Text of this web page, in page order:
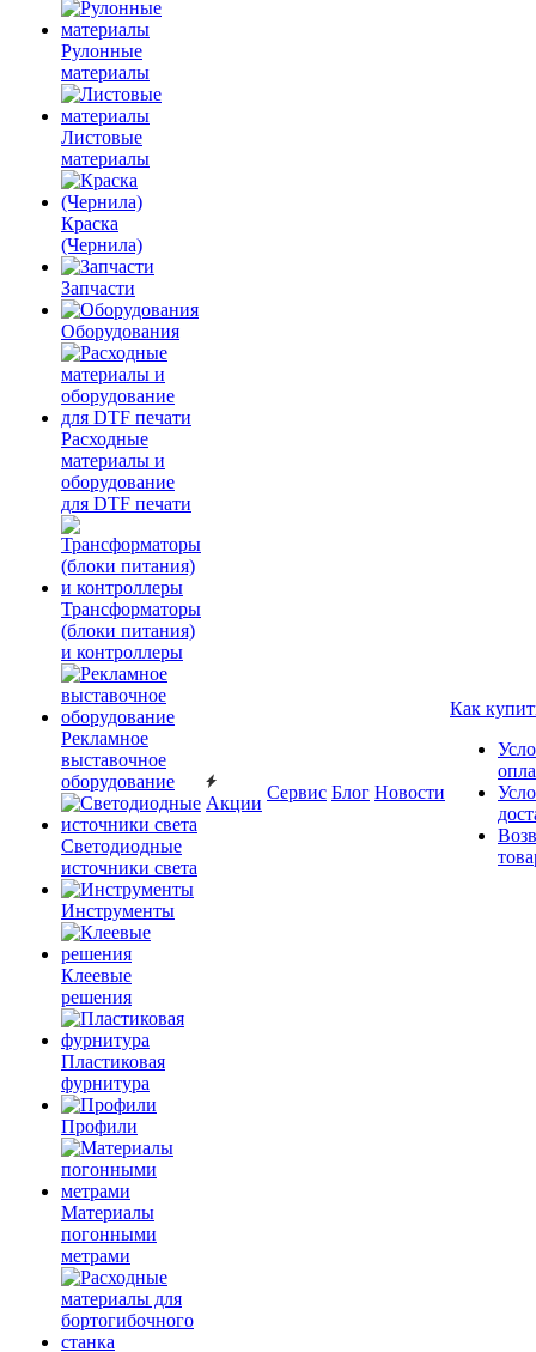
Рулонные
материалы
Листовые
материалы
Краска
(Чернила)
Запчасти
Оборудования
Расходные
материалы и
оборудование
для DTF печати
Трансформаторы
(блоки питания)
и контроллеры
Рекламное
выставочное
оборудование
Светодиодные
источники света
Инструменты
Клеевые
решения
Пластиковая
фурнитура
Профили
Материалы
погонными
метрами
Акции
Сервис Блог Новости
Как